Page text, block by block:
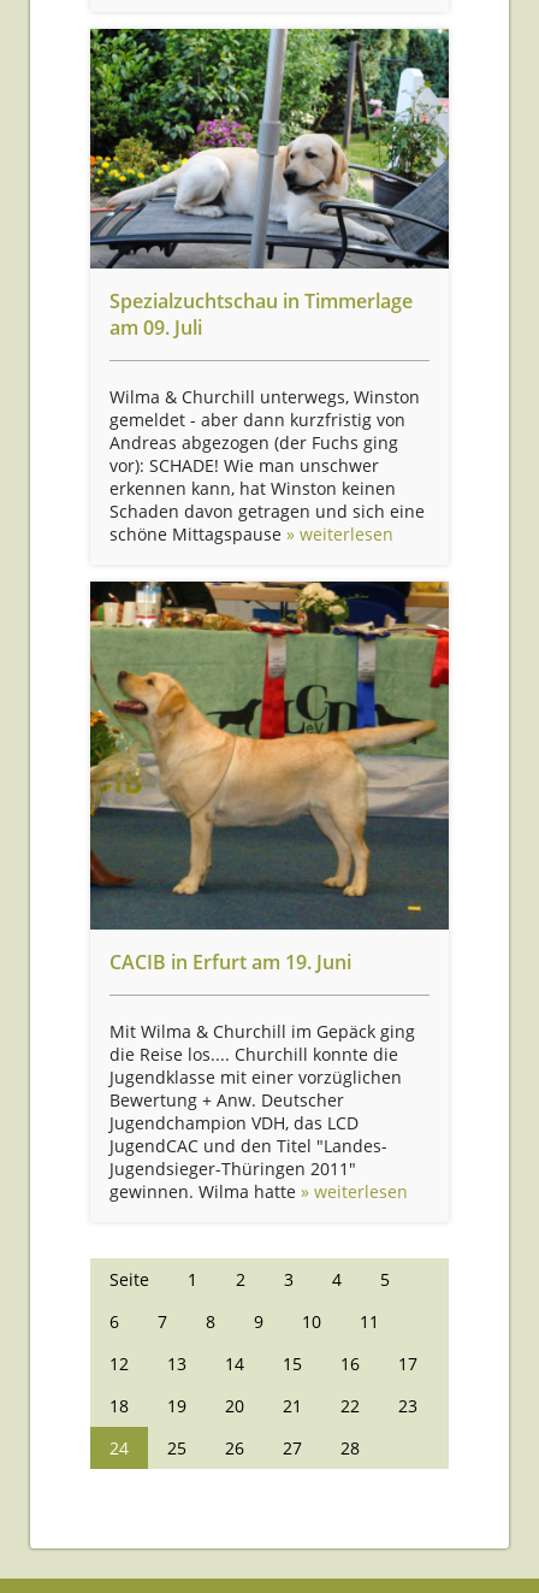
Spezialzuchtschau in Timmerlage
am 09. Juli
Wilma & Churchill unterwegs, Winston
gemeldet - aber dann kurzfristig von
Andreas abgezogen (der Fuchs ging
vor): SCHADE! Wie man unschwer
erkennen kann, hat Winston keinen
Schaden davon getragen und sich eine
schöne Mittagspause » weiterlesen
CACIB in Erfurt am 19. Juni
Mit Wilma & Churchill im Gepäck ging
die Reise los.... Churchill konnte die
Jugendklasse mit einer vorzüglichen
Bewertung + Anw. Deutscher
Jugendchampion VDH, das LCD
JugendCAC und den Titel "Landes-
Jugendsieger-Thüringen 2011"
gewinnen. Wilma hatte » weiterlesen
Seite 1 2 3 4
5
6
7 8 9 10
11
12
13 14 15 16
17
18
19 20 21 22
23
24
25 26 27 28